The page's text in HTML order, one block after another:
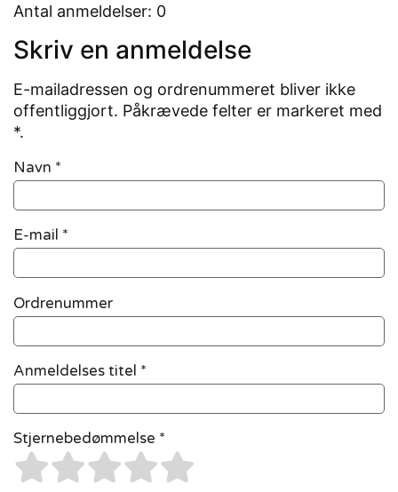
Antal anmeldelser: 0
Skriv en anmeldelse
E-mailadressen og ordrenummeret bliver ikke
offentliggjort. Påkrævede felter er markeret med
*.
Navn *
E-mail *
Ordrenummer
Anmeldelses titel *
Stjernebedømmelse *